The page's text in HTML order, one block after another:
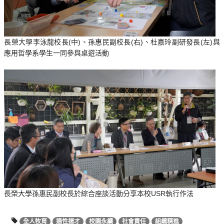
長榮大學李泳龍校長(中)、孫惠民副校長(右)、杜嘉玲副研發長(左)與
應用哲學系學生一同參與桌遊活動
長榮大學孫惠民副校長於綜合座談活動分享本校USR執行作法
全人牧育 適性揚才 校園永續 社會責任 組織精進